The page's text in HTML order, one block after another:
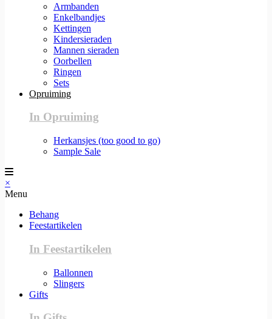
Armbanden
Enkelbandjes
Kettingen
Kindersieraden
Mannen sieraden
Oorbellen
Ringen
Sets
Opruiming
In Opruiming
Herkansjes (too good to go)
Sample Sale
×
Menu
Behang
Feestartikelen
In Feestartikelen
Ballonnen
Slingers
Gifts